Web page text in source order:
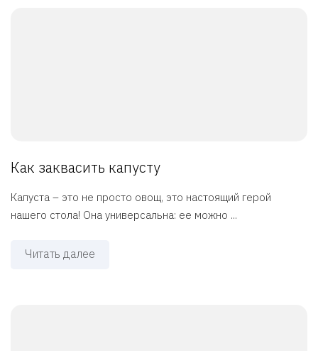
Как заквасить капусту
Капуста – это не просто овощ, это настоящий герой
нашего стола! Она универсальна: ее можно ...
Читать далее